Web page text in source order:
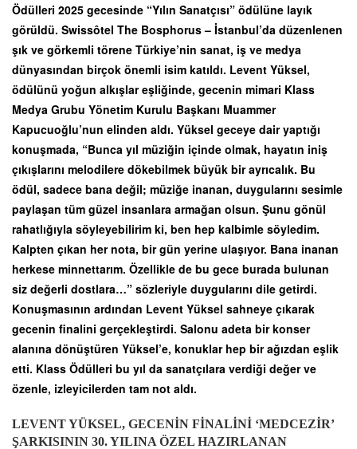
Ödülleri 2025 gecesinde “Yılın Sanatçısı” ödülüne layık
görüldü. Swissôtel The Bosphorus – İstanbul’da düzenlenen
şık ve görkemli törene Türkiye’nin sanat, iş ve medya
dünyasından birçok önemli isim katıldı. Levent Yüksel,
ödülünü yoğun alkışlar eşliğinde, gecenin mimari Klass
Medya Grubu Yönetim Kurulu Başkanı Muammer
Kapucuoğlu’nun elinden aldı. Yüksel geceye dair yaptığı
konuşmada, “Bunca yıl müziğin içinde olmak, hayatın iniş
çıkışlarını melodilere dökebilmek büyük bir ayrıcalık. Bu
ödül, sadece bana değil; müziğe inanan, duygularını sesimle
paylaşan tüm güzel insanlara armağan olsun. Şunu gönül
rahatlığıyla söyleyebilirim ki, ben hep kalbimle söyledim.
Kalpten çıkan her nota, bir gün yerine ulaşıyor. Bana inanan
herkese minnettarım. Özellikle de bu gece burada bulunan
siz değerli dostlara…” sözleriyle duygularını dile getirdi.
Konuşmasının ardından Levent Yüksel sahneye çıkarak
gecenin finalini gerçekleştirdi. Salonu adeta bir konser
alanına dönüştüren Yüksel’e, konuklar hep bir ağızdan eşlik
etti. Klass Ödülleri bu yıl da sanatçılara verdiği değer ve
özenle, izleyicilerden tam not aldı.
LEVENT YÜKSEL, GECENİN FİNALİNİ ‘MEDCEZİR’
ŞARKISININ 30. YILINA ÖZEL HAZIRLANAN